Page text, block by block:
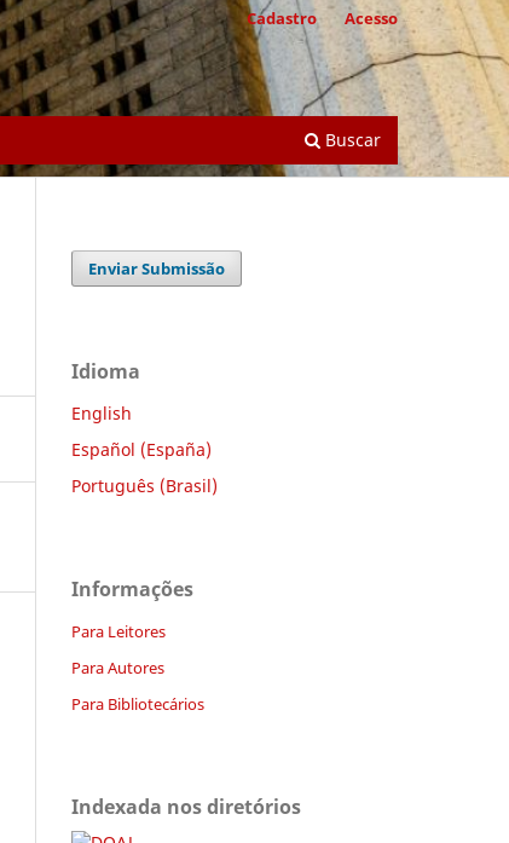
Buscar
Cadastro Acesso
Enviar Submissão
Idioma
English
Español (España)
Português (Brasil)
Informações
Para Leitores
Para Autores
Para Bibliotecários
Indexada nos diretórios